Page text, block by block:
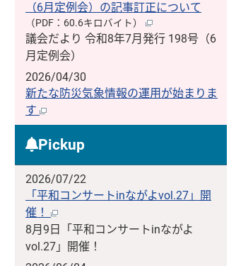
（6月定例会）の記事訂正について
（PDF：60.6キロバイト）
議会だより 令和8年7月発行 198号（6
月定例会）
2026/04/30
新たな防災気象情報の運用が始まりま
す
Pickup
2026/07/22
「平和コンサートinながよvol.27」開
催！
8月9日「平和コンサートinながよ
vol.27」開催！